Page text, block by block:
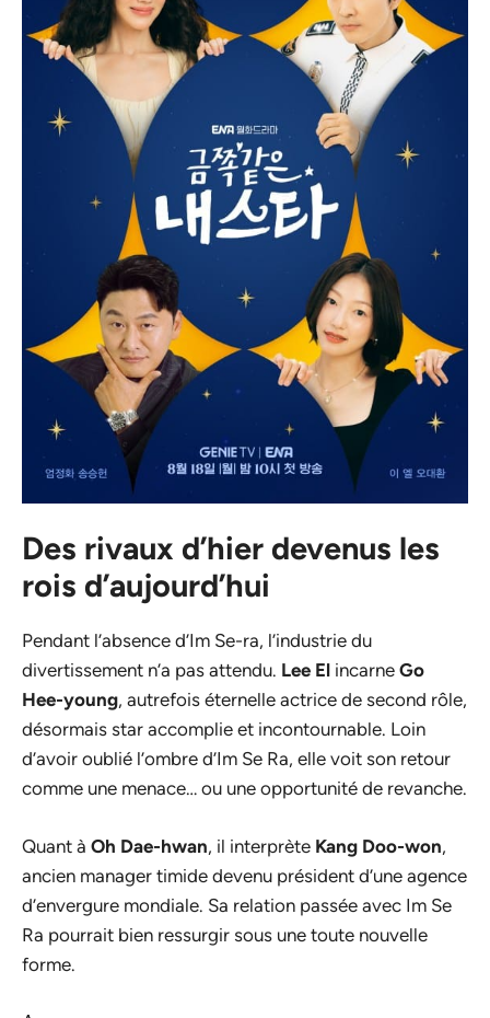
Des rivaux d’hier devenus les
rois d’aujourd’hui
Pendant l’absence d’Im Se-ra, l’industrie du
divertissement n’a pas attendu. Lee El incarne Go
Hee-young, autrefois éternelle actrice de second rôle,
désormais star accomplie et incontournable. Loin
d’avoir oublié l’ombre d’Im Se Ra, elle voit son retour
comme une menace… ou une opportunité de revanche.
Quant à Oh Dae-hwan, il interprète Kang Doo-won,
ancien manager timide devenu président d’une agence
d’envergure mondiale. Sa relation passée avec Im Se
Ra pourrait bien ressurgir sous une toute nouvelle
forme.